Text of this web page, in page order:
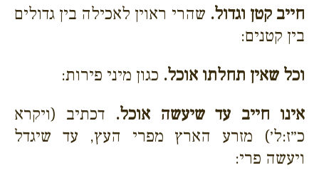
חייב קטן וגדול. שהרי ראוין לאכילה בין גדולים
בין קטנים:
וכל שאין תחלתו אוכל. כגון מיני פירות:
אינו חייב עד שיעשה אוכל. דכתיב (ויקרא
כ״ז:ל׳) מזרע הארץ מפרי העץ, עד שיגדל
ויעשה פרי: